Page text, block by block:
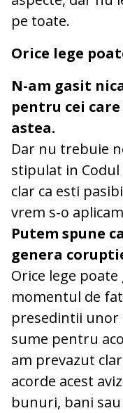
pe toate.
Orice lege
N-am gasit
pentru cei
astea.
Dar nu trebuie
stipulat in Codul
clar ca esti
vrem s-o
Putem spune
genera
Orice lege
momentul de
presedintii unor
sume pentru
am prevazut
acorde acest
bunuri, bani sau